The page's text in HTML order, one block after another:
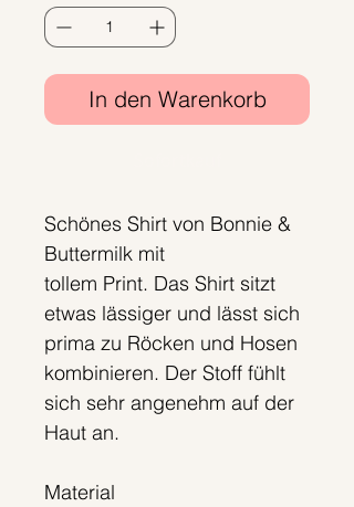
In den Warenkorb
Schönes Shirt von Bonnie &
Buttermilk mit
tollem Print. Das Shirt sitzt
etwas lässiger und lässt sich
prima zu Röcken und Hosen
kombinieren. Der Stoff fühlt
sich sehr angenehm auf der
Haut an.
Material